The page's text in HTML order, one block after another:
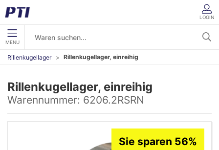
LOGIN
MENU
Rillenkugellager Rillenkugellager, einreihig
Rillenkugellager, einreihig
Warennummer: 6206.2RSRN
Sie sparen 56%